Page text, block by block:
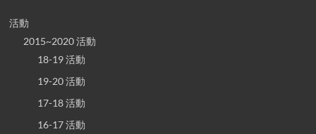
活動
2015~2020 活動
18-19 活動
19-20 活動
17-18 活動
16-17 活動